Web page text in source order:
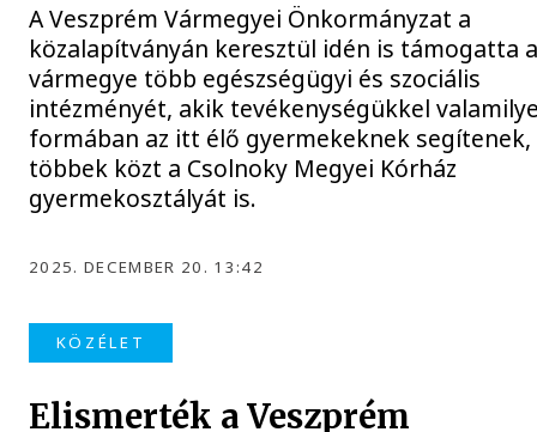
A Veszprém Vármegyei Önkormányzat a
közalapítványán keresztül idén is támogatta
vármegye több egészségügyi és szociális
intézményét, akik tevékenységükkel
formában az itt élő gyermekeknek segítenek,
többek közt a Csolnoky Megyei Kórház
gyermekosztályát is.
2025. DECEMBER 20. 13:42
KÖZÉLET
Elismerték a Veszprém